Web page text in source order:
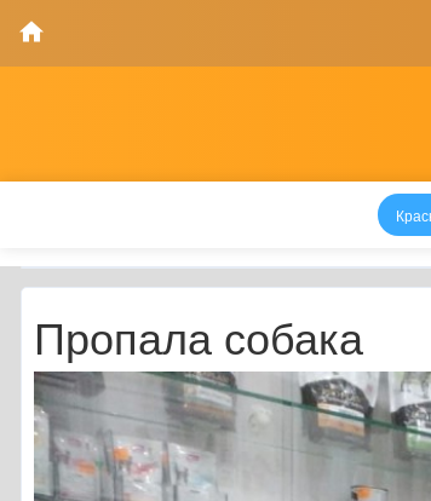
Пропала собака